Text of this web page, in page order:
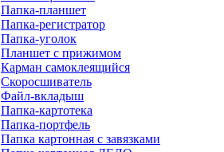
Папка-планшет
Папка-регистратор
Папка-уголок
Планшет с прижимом
Карман самоклеящийся
Скоросшиватель
Файл-вкладыш
Папка-картотека
Папка-портфель
Папка картонная с завязками